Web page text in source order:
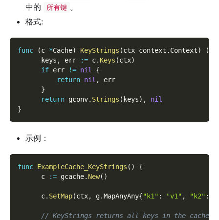
中的
所有键 。
格式:
func (c *Cache) KeyStrings (ctx context . Context) (
      keys
, err := c. Keys (ctx)
if err != nil
{
return nil ,
err
}
return gconv. Strings ( keys) ,
nil
}
示例：
func ExampleCache_KeyStrings ( )
{
      c
:= gcache. New( )
      c
. SetMap(ctx, g.MapAnyAny{"k1" : "v1" , "k2" :
// KeyStrings returns all keys in the cache